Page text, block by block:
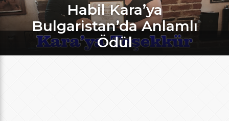
Habil Kara’ya
Bulgaristan’da Anlamlı
Ödül